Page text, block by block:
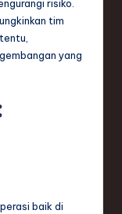
risiko.
tim
yang
baik di